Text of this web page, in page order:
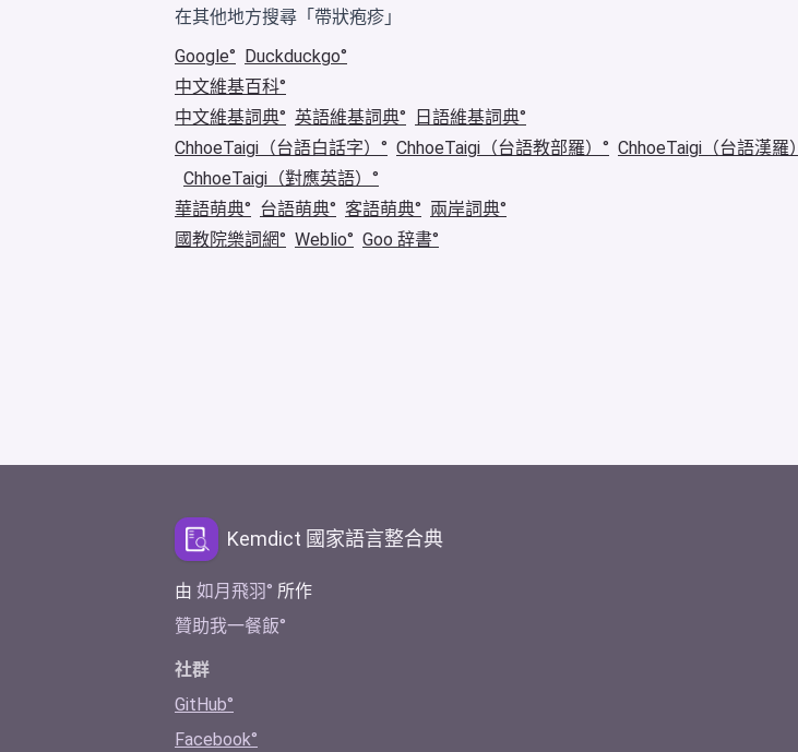
在其他地方搜尋「帶狀疱疹」
Google
Duckduckgo
中文維基百科
中文維基詞典
英語維基詞典
日語維基詞典
ChhoeTaigi（台語白話字）
ChhoeTaigi（台語教部羅） ChhoeTaigi（台語漢羅）
ChhoeTaigi（對應英語）
華語萌典
台語萌典 客語萌典
兩岸詞典
國教院樂詞網
Weblio Goo 辞書
Kemdict 國家語言整合典
由 如月飛羽
所作
贊助我一餐飯
社群
GitHub
Facebook